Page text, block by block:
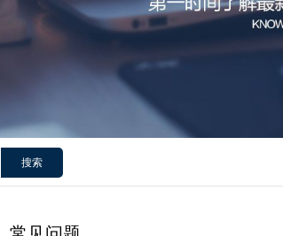
搜索